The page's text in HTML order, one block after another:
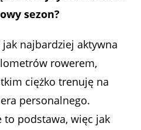
sezon?
najbardziej aktywna
rowerem,
ciężko trenuję na
personalnego.
podstawa, więc jak